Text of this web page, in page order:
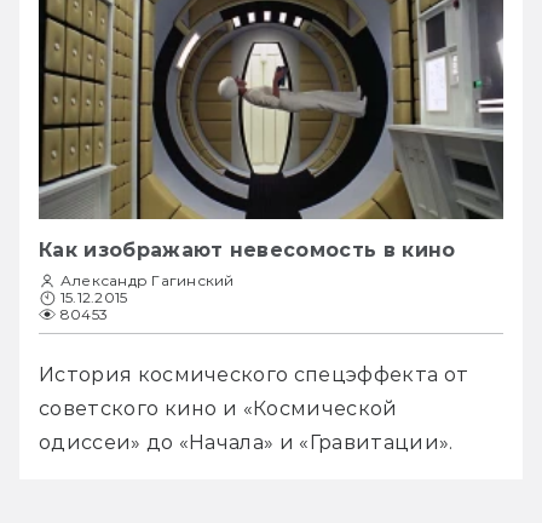
Как изображают невесомость в кино
Александр Гагинский
15.12.2015
80453
История космического спецэффекта от
советского кино и «Космической
одиссеи» до «Начала» и «Гравитации».